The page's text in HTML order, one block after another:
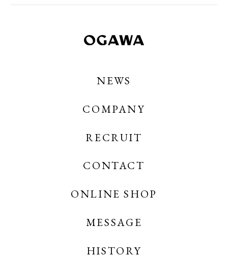
NEWS
COMPANY
RECRUIT
OGAWA COFFEE
OGAWA COFFEE CREATES
CONTACT
ONLINE SHOP
OGAWA COFFEE ONLINE SHOP
OGAWA COFFEE LABORATORY ONLINE
MESSAGE
HISTORY